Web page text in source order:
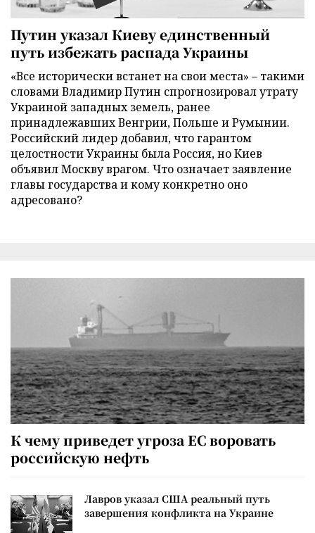
Путин указал Киеву единственный
путь избежать распада Украины
«Все исторически встанет на свои места» – такими
словами Владимир Путин спрогнозировал утрату
Украиной западных земель, ранее
принадлежавших Венгрии, Польше и Румынии.
Российский лидер добавил, что гарантом
целостности Украины была Россия, но Киев
объявил Москву врагом. Что означает заявление
главы государства и кому конкретно оно
адресовано?
К чему приведет угроза ЕС воровать
российскую нефть
Лавров указал США реальный путь
завершения конфликта на Украине